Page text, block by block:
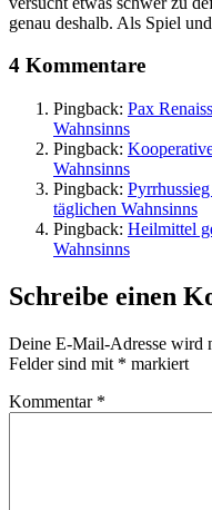
genau deshalb. Als Spiel
4 Kommentare
Pingback: Pax
Wahnsinns
Pingback:
Wahnsinns
Pingback:
täglichen Wahnsinns
Pingback: Heilmittel
Wahnsinns
Schreibe einen
Deine E-Mail-Adresse wird
Felder sind mit * markiert
Kommentar *